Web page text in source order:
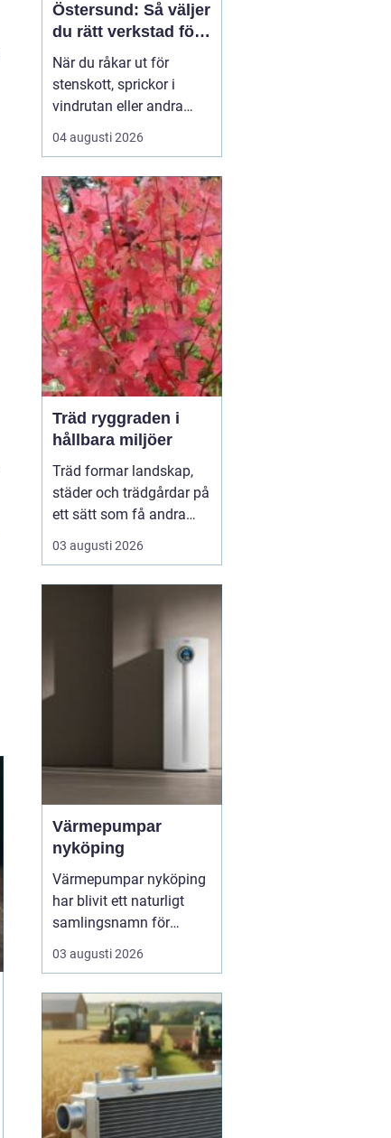
Östersund: Så väljer
du rätt verkstad för
glasskador
När du råkar ut för
stenskott, sprickor i
vindrutan eller andra
glasskador i Jämtland är
det viktigt att snabbt
vägförhållanden med
grus och kyla gör att
mindre bekymme...
04 augusti 2026
Träd ryggraden i
hållbara miljöer
Träd formar landskap,
städer och trädgårdar på
ett sätt som få andra
växter gör. De skapar
rum, ger skugga, dämpar
Samtidigt bär de våra
blomning, fruktsättning,
03 augusti 2026
Värmepumpar
nyköping
Värmepumpar nyköping
har blivit ett naturligt
samlingsnamn för
husägare som vill
kombinera lägre
högre komfort och lägre
klimatpåverkan. Många
villor i området har äldre
elpannor, olja eller
direktverkande el, och
många ser hur en...
03 augusti 2026